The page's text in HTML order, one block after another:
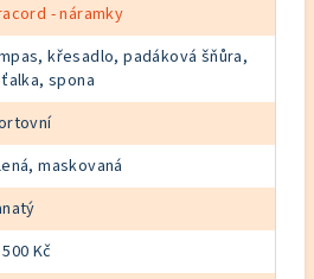
- náramky
křesadlo, padáková šňůra,
spona
maskovaná
Kč